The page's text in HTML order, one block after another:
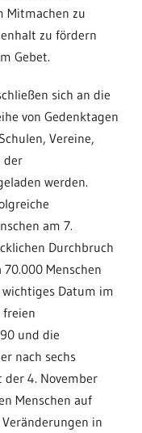
Mitmachen zu
zu fördern
Gebet.
sich an die
von Gedenktagen
Vereine,
der
werden.
am 7.
Durchbruch
Menschen
wichtiges Datum im
freien
und die
nach sechs
der 4. November
Menschen auf
in